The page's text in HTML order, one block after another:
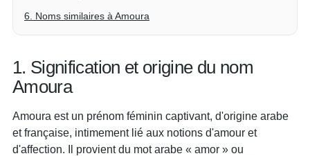
6. Noms similaires à Amoura
1. Signification et origine du nom
Amoura
Amoura est un prénom féminin captivant, d'origine arabe
et française, intimement lié aux notions d'amour et
d'affection. Il provient du mot arabe « amor » ou